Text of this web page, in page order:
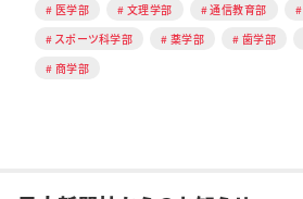
医学部
文理学部 通信教育部
スポーツ科学部
薬学部 歯学部
商学部